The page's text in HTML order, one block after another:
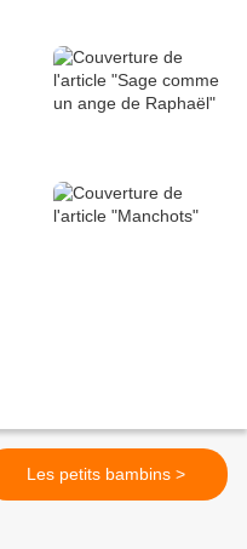
Les petits bambins >